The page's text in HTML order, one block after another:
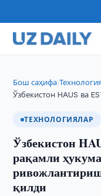
Бош саҳифа›
Ўзбекистон HAUS ва
ТЕХНОЛОГИЯЛАР
Ўзбекистон
рақамли
қилди